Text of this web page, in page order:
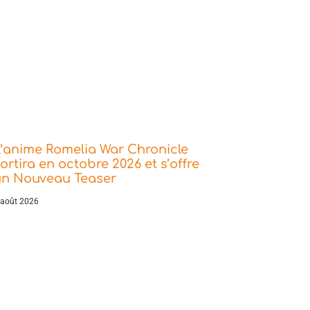
Romelia War Chronicle
en octobre 2026 et s’offre
Nouveau Teaser
2026